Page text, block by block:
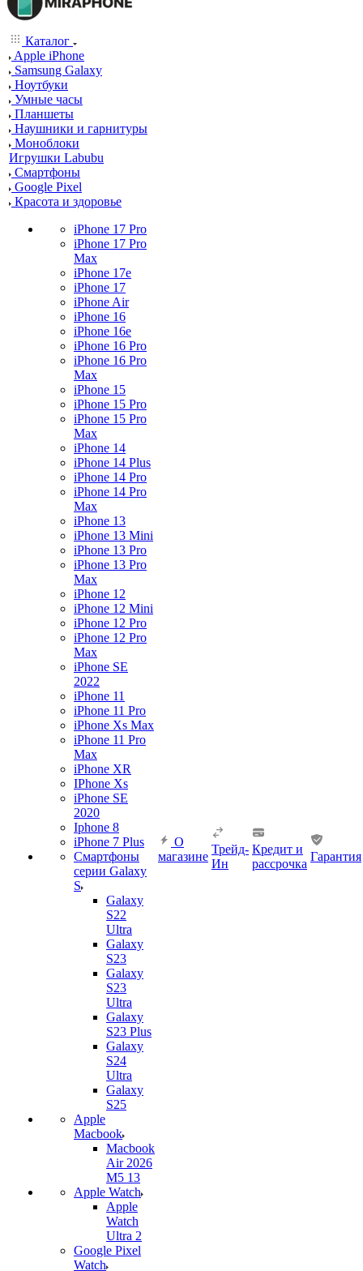
Каталог
Apple iPhone
Samsung Galaxy
Ноутбуки
Умные часы
Планшеты
Наушники и гарнитуры
Моноблоки
Игрушки Labubu
Смартфоны
Google Pixel
Красота и здоровье
iPhone 17 Pro
iPhone 17 Pro
Max
iPhone 17e
iPhone 17
iPhone Air
iPhone 16
iPhone 16e
iPhone 16 Pro
iPhone 16 Pro
Max
iPhone 15
iPhone 15 Pro
iPhone 15 Pro
Max
iPhone 14
iPhone 14 Plus
iPhone 14 Pro
iPhone 14 Pro
Max
iPhone 13
iPhone 13 Mini
iPhone 13 Pro
iPhone 13 Pro
Max
iPhone 12
iPhone 12 Mini
iPhone 12 Pro
iPhone 12 Pro
Max
iPhone SE
2022
iPhone 11
iPhone 11 Pro
iPhone Xs Max
iPhone 11 Pro
Max
iPhone XR
IPhone Xs
iPhone SE
2020
Iphone 8
iPhone 7 Plus
Смартфоны
серии Galaxy
S
Galaxy
S22
Ultra
Galaxy
S23
Galaxy
S23
Ultra
Galaxy
S23 Plus
Galaxy
S24
Ultra
Galaxy
S25
Apple
Macbook
Macbook
Air 2026
M5 13
Apple Watch
Apple
Watch
Ultra 2
Google Pixel
Watch
О
магазине
Трейд-
Ин
Кредит и
рассрочка
Гарантия